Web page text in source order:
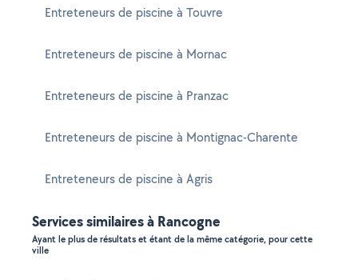
Entreteneurs de piscine à Touvre
Entreteneurs de piscine à Mornac
Entreteneurs de piscine à Pranzac
Entreteneurs de piscine à Montignac-Charente
Entreteneurs de piscine à Agris
Services similaires à Rancogne
Ayant le plus de résultats et étant de la même catégorie, pour cette
ville